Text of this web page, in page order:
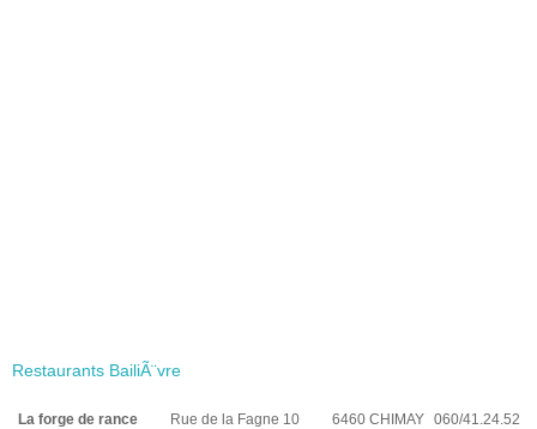
Restaurants BailiÃ¨vre
La forge de rance Rue de la Fagne 10 6460 CHIMAY 060/41.24.52